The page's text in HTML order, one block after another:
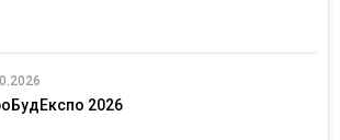
2026